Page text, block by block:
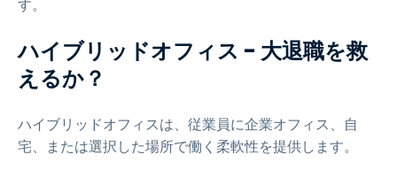
す。
ハイブリッドオフィス - 大退職を救
えるか？
ハイブリッドオフィスは、従業員に企業オフィス、自
宅、または選択した場所で働く柔軟性を提供します。